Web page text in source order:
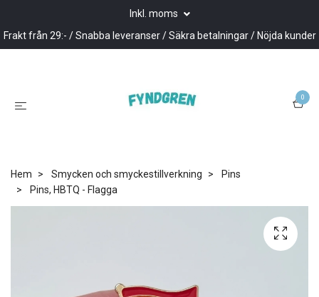
Inkl. moms
Frakt från 29:- / Snabba leveranser / Säkra betalningar / Nöjda kunder
0
Hem Smycken och smyckestillverkning
Pins
Pins, HBTQ - Flagga